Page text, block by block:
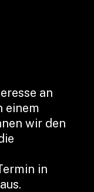
an
einem
wir den
in